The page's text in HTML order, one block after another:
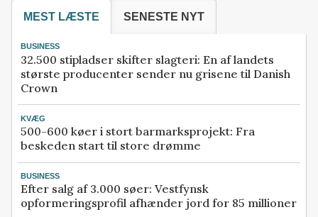
MEST LÆSTE SENESTE NYT
BUSINESS
32.500 stipladser skifter slagteri: En af landets
største producenter sender nu grisene til Danish
Crown
KVÆG
500-600 køer i stort barmarksprojekt: Fra
beskeden start til store drømme
BUSINESS
Efter salg af 3.000 søer: Vestfynsk
opformeringsprofil afhænder jord for 85 millioner